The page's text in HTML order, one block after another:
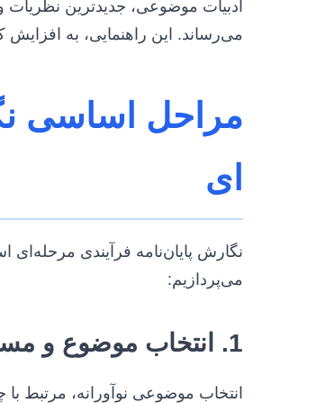
ادبیات موضوعی، جدیدترین نظریات
می‌رساند. این راهنمایی، به
مراحل اساسی
ای
نگارش پایان‌نامه فرآیندی
می‌پردازیم:
1. انتخاب موضوع و مسئله تحقیق
انتخاب موضوعی نوآورانه، مرتبط